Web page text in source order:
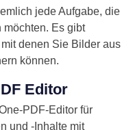
jede Aufgabe, die
möchten. Es gibt
denen Sie Bilder aus
können.
Editor
PDF-Editor für
und -Inhalte mit